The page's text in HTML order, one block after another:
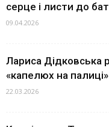
серце і листи до
09.04.2026
Лариса Дідковська
«капелюх на палиці»
22.03.2026